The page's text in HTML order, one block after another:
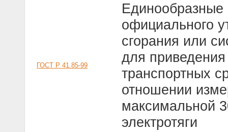
ГОСТ Р 41.85-99
официального
сгорания или
для
транспортных
отношении
максимальной
электротяги